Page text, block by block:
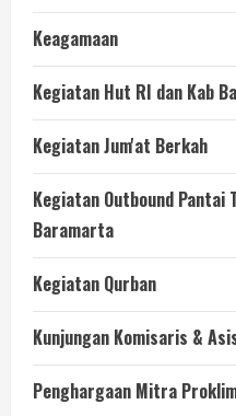
Keagamaan
Kegiatan Hut RI dan Kab
Kegiatan Jum'at Berkah
Kegiatan Outbound Pantai
Baramarta
Kegiatan Qurban
Kunjungan Komisaris &
Penghargaan Mitra